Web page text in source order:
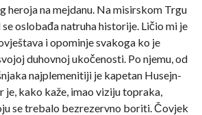
heroja na mejdanu. Na misirskom Trgu
oslobađa natruha historije. Ličio mi je
i opominje svakoga ko je
duhovnoj ukočenosti. Po njemu, od
najplemenitiji je kapetan Husejn-
je, kako kaže, imao viziju topraka,
se trebalo bezrezervno boriti. Čovjek